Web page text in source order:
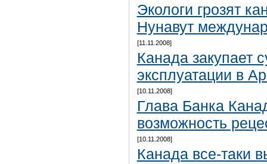
Экологи грозят
Нунавут
[11.11.2008]
Канада закупает
эксплуатации в
[10.11.2008]
Глава Банка
возможность
[10.11.2008]
Канада все-таки